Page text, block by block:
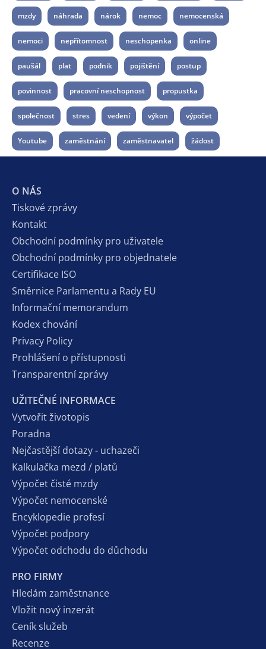
mzdy náhrada nárok nemoc nemocenská
nemoci nepřítomnost neschopenka online
paušál plat podnik pojištění postup
povinnost pracovní neschopnost propustka
společnost stres vedení výkon výpočet
Youtube zaměstnání zaměstnavatel žádost
O NÁS
Tiskové zprávy
Kontakt
Obchodní podmínky pro uživatele
Obchodní podmínky pro objednatele
Certifikace ISO
Směrnice Parlamentu a Rady EU
Informační memorandum
Kodex chování
Privacy Policy
Prohlášení o přístupnosti
Transparentní zprávy
UŽITEČNÉ INFORMACE
Vytvořit životopis
Poradna
Nejčastější dotazy - uchazeči
Kalkulačka mezd / platů
Výpočet čisté mzdy
Výpočet nemocenské
Encyklopedie profesí
Výpočet podpory
Výpočet odchodu do důchodu
PRO FIRMY
Hledám zaměstnance
Vložit nový inzerát
Ceník služeb
Recenze